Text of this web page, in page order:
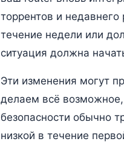
торрентов и
течение недели или
ситуация должна
Эти изменения могут
делаем всё
безопасности обычно
низкой в течение